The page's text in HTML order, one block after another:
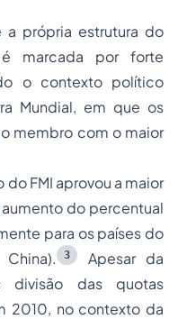
a própria estrutura do
marcada por forte
o contexto político
Mundial, em que os
membro com o maior
FMI aprovou a maior
do percentual
para os países do
3
Apesar da
divisão das quotas
2010, no contexto da